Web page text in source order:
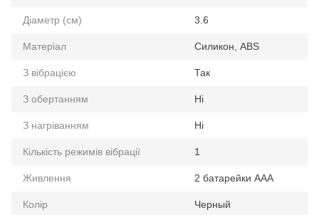
Діаметр (см) 3.6
Матеріал Силикон, ABS
З вібрацією Так
З обертанням Ні
З нагріванням Ні
Кількість режимів вібрації 1
Живлення 2 батарейки ААА
Колір Черный